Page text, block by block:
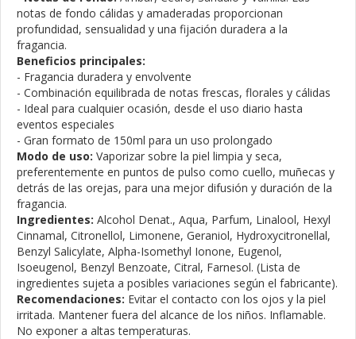
notas de fondo cálidas y amaderadas proporcionan
profundidad, sensualidad y una fijación duradera a la
fragancia.
Beneficios principales:
- Fragancia duradera y envolvente
- Combinación equilibrada de notas frescas, florales y cálidas
- Ideal para cualquier ocasión, desde el uso diario hasta
eventos especiales
- Gran formato de 150ml para un uso prolongado
Modo de uso: Vaporizar sobre la piel limpia y seca,
preferentemente en puntos de pulso como cuello, muñecas y
detrás de las orejas, para una mejor difusión y duración de la
fragancia.
Ingredientes: Alcohol Denat., Aqua, Parfum, Linalool, Hexyl
Cinnamal, Citronellol, Limonene, Geraniol, Hydroxycitronellal,
Benzyl Salicylate, Alpha-Isomethyl Ionone, Eugenol,
Isoeugenol, Benzyl Benzoate, Citral, Farnesol. (Lista de
ingredientes sujeta a posibles variaciones según el fabricante).
Recomendaciones: Evitar el contacto con los ojos y la piel
irritada. Mantener fuera del alcance de los niños. Inflamable.
No exponer a altas temperaturas.